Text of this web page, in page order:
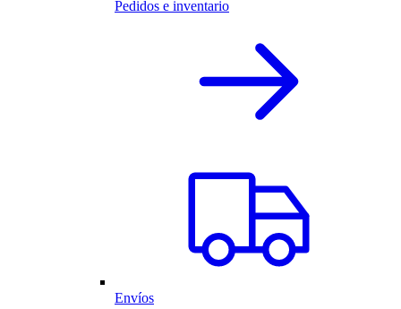
Pedidos e inventario
Envíos